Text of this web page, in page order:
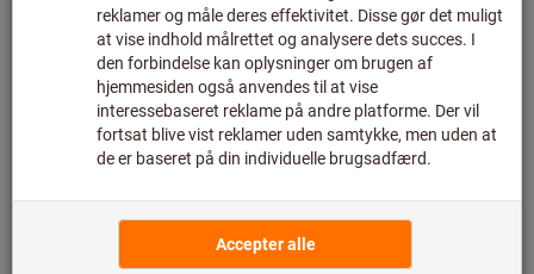
Anslået leveringstid: 2-3 uger
Bemærk venligst den forlængede leveringstid og den
begrænsede rådgivning:
Vi bestiller denne vare til dig direkte fra producenten, da
den ikke er en del af vores hovedsortiment og derfor ikke
Del artikel